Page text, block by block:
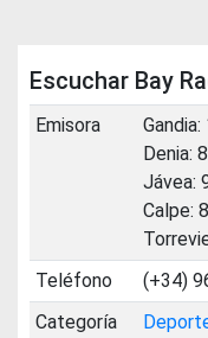
Escuchar Bay
Emisora
Denia:
Jávea:
Calpe:
Teléfono
(+34)
Categoría